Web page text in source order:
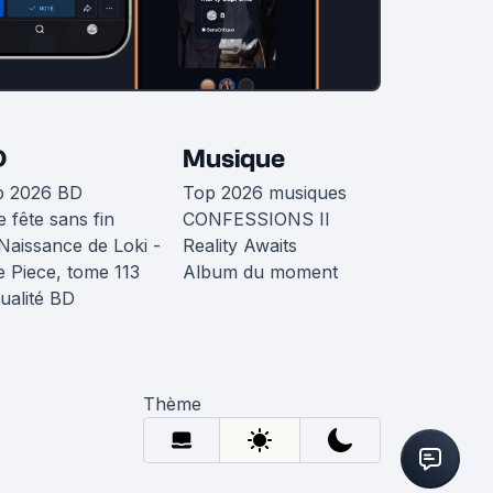
2026 BD
fête sans fin
de Loki -
Piece, tome 113
BD
Musique
Top 2026 musiques
CONFESSIONS II
Reality Awaits
Album du moment
Thème